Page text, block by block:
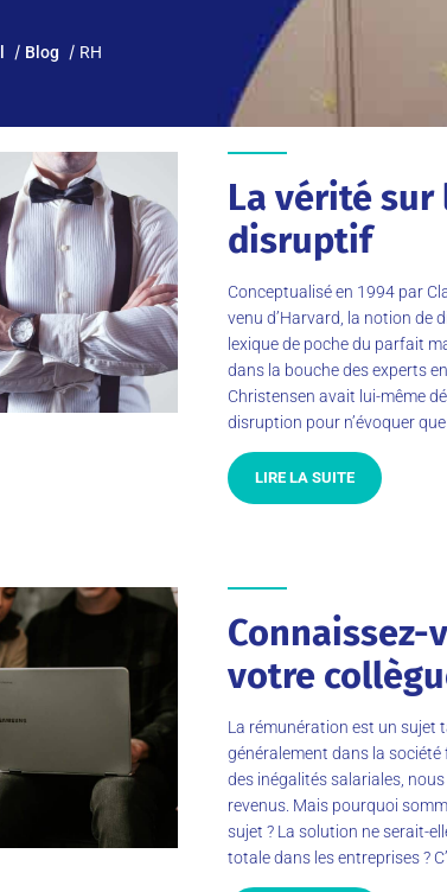
Blog RH
La vérité sur
disruptif
Conceptualisé en 1994 par
venu d’Harvard, la notion de
lexique de poche du parfait
dans la bouche des experts
Christensen avait lui-même
disruption pour n’évoquer que
LIRE LA SUITE
Connaissez-
votre
La rémunération est un sujet
généralement dans la société
des inégalités salariales,
revenus. Mais pourquoi
sujet ? La solution ne serait-
totale dans les entreprises ?